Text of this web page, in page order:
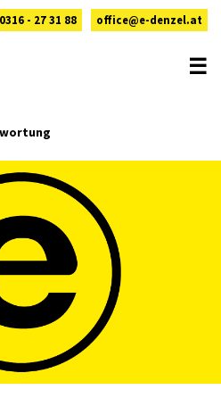
0316 - 27 31 88 office@e-denzel.at
☰